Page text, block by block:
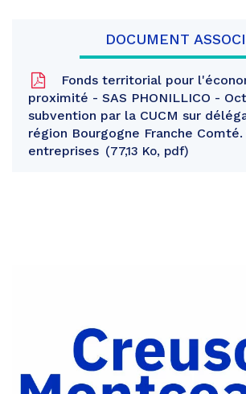
DOCUMENT
Fonds territorial pour
proximité - SAS PHONILLICO -
subvention par la CUCM sur
région Bourgogne Franche
entreprises
77,13 Ko, pdf
Facebook
Partager
Twitter
Partager
par